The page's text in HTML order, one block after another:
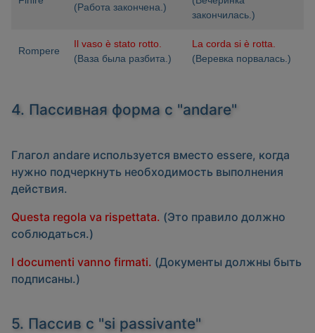
(Работа закончена.)
закончилась.)
Rompere
Il vaso è stato rotto.
(Ваза была разбита.)
La corda si è rotta.
(Веревка порвалась.)
4. Пассивная форма с "andare"
Глагол andare используется вместо essere, когда
нужно подчеркнуть необходимость выполнения
действия.
Questa regola va rispettata. (Это правило должно
соблюдаться.)
I documenti vanno firmati. (Документы должны быть
подписаны.)
5. Пассив с "si passivante"